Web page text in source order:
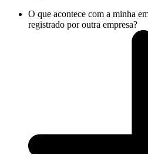
O que acontece com a minha
registrado por outra empresa?